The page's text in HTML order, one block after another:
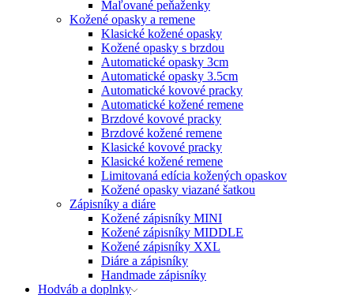
Maľované peňaženky
Kožené opasky a remene
Klasické kožené opasky
Kožené opasky s brzdou
Automatické opasky 3cm
Automatické opasky 3.5cm
Automatické kovové pracky
Automatické kožené remene
Brzdové kovové pracky
Brzdové kožené remene
Klasické kovové pracky
Klasické kožené remene
Limitovaná edícia kožených opaskov
Kožené opasky viazané šatkou
Zápisníky a diáre
Kožené zápisníky MINI
Kožené zápisníky MIDDLE
Kožené zápisníky XXL
Diáre a zápisníky
Handmade zápisníky
Hodváb a doplnky